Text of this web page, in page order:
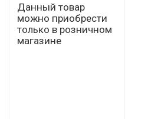
Данный товар
можно приобрести
только в розничном
магазине